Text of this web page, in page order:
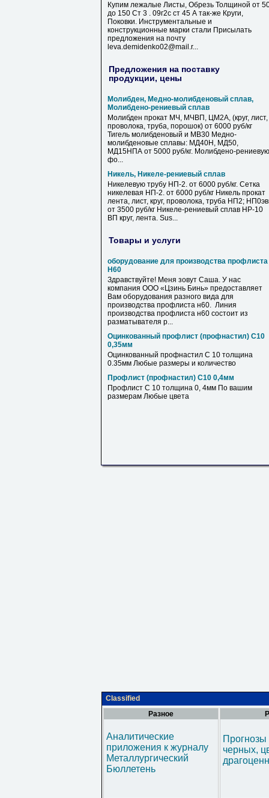
Купим лежалые Листы, Обрезь Толщиной от
до 150 Ст 3 . 09г2с ст 45 А так-же Круги,
Поковки. Инструментальные и
конструкционные марки стали Присылать
предложения на почту
leva.demidenko02@mail.r...
Предложения на поставку
продукции, цены
Молибден, Медно-молибденовый сплав,
Молибдено-рениевый сплав
Молибден прокат МЧ, МЧВП, ЦМ2А, (круг, лист,
проволока, труба, порошок) от 6000 руб/кг
Тигель молибденовый и МВ30 Медно-
молибденовые сплавы: МД40Н, МД50,
МД15НПА от 5000 руб/кг. Молибдено-рениевую
фо...
Никель, Никеле-рениевый сплав
Никелевую трубу НП-2. от 6000 руб/кг. Сетка
никелевая НП-2. от 6000 руб/кг Никель прокат
лента, лист, круг, проволока, труба НП2;
от 3500 руб/кг Никеле-рениевый сплав НР-10
ВП круг, лента. Sus...
Товары и услуги
оборудование для производства профлиста
Н60
Здравствуйте! Меня зовут Саша. У нас
компания ООО «Цзинь Бинь» предоставляет
Вам оборудования разного вида для
производства профлиста н60. Линия
производства профлиста н60 состоит из
разматывателя р...
Оцинкованный профлист (профнастил) С10
0,35мм
Оцинкованный профнастил С 10 толщина
0.35мм Любые размеры и количество
Профлист (профнастил) С10 0,4мм
Профлист С 10 толщина 0, 4мм По вашим
размерам Любые цвета
Classified
Разное
Аналитические
приложения к журналу
Металлургический
Бюллетень
черных,